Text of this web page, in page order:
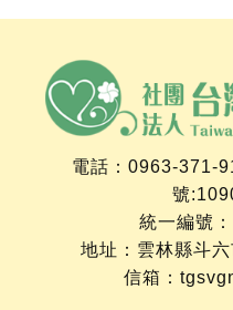
電話：0963-371-
號
統一編號
地址：雲林縣斗
信箱：